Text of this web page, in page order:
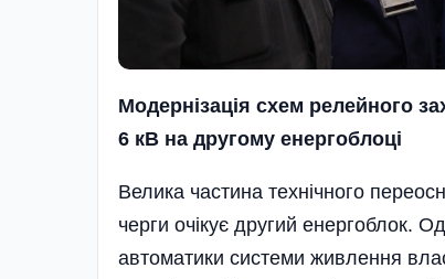
Модернізація схем релейного
6 кВ на другому енергоблоці
Велика частина технічного
черги очікує другий енергоблок.
автоматики системи живлення